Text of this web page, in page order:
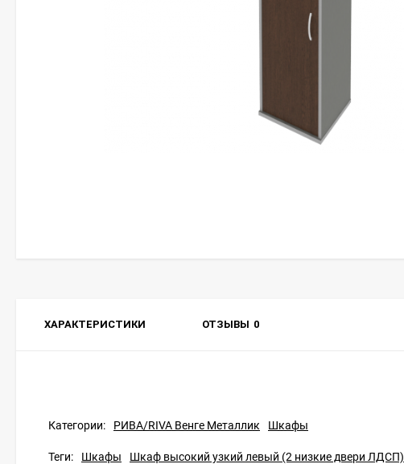
ХАРАКТЕРИСТИКИ ОТЗЫВЫ 0
Категории: РИВА/RIVA Венге Металлик Шкафы
Теги: Шкафы Шкаф высокий узкий левый (2 низкие двери ЛДСП)